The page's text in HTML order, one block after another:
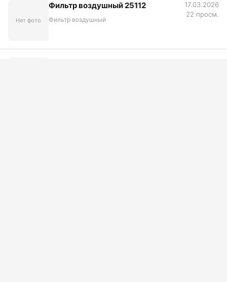
Нет фото
Фильтр воздушный 25112
Фильтр воздушный
17.03.2026
22 просм.